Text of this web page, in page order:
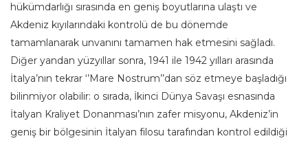
hükümdarlığı sırasında en geniş boyutlarına ulaştı ve
Akdeniz kıyılarındaki kontrolü de bu dönemde
tamamlanarak unvanını tamamen hak etmesini sağladı.
Diğer yandan yüzyıllar sonra, 1941 ile 1942 yılları arasında
İtalya’nın tekrar ‘’Mare Nostrum’’dan söz etmeye başladığı
bilinmiyor olabilir: o sırada, İkinci Dünya Savaşı esnasında
İtalyan Kraliyet Donanması’nın zafer misyonu, Akdeniz’in
geniş bir bölgesinin İtalyan filosu tarafından kontrol edildiği